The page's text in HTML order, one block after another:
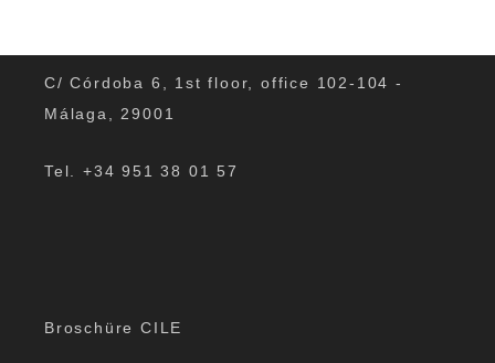
C/ Córdoba 6, 1st floor, office 102-104 -
Málaga, 29001
Tel. +34 951 38 01 57
Broschüre CILE